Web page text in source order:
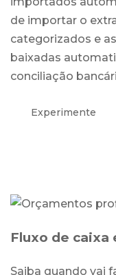
de importar o
categorizados e
baixadas
conciliação
Experimente
Fluxo de caixa
Saiba quando vai